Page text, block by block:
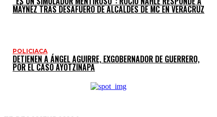
MÁYNEZ TRAS DESAFUERO DE ALCALDES DE MC EN VERACRUZ
POLICIACA
DETIENEN A ÁNGEL AGUIRRE, EXGOBERNADOR DE GUERRERO,
POR EL CASO AYOTZINAPA